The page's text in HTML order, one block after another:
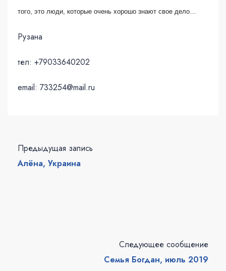
того, это люди, которые очень хорошо знают свое дело…
Рузана
тел: +79033640202
email: 733254@mail.ru
Предыдущая запись
Алёна, Украина
Следующее сообщение
Семья Богдан, июль 2019